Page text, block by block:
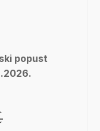
popust